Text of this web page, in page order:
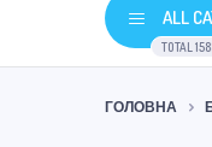
ALL
TOTAL
ГОЛОВНА